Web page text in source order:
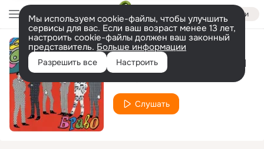
Войти
Мы используем cookie-файлы, чтобы улучшить
сервисы для вас. Если ваш возраст менее 13 лет,
настроить cookie-файлы должен ваш законный
представитель. Больше информации
Разрешить все Настроить
В пятницу вечером
Слушать